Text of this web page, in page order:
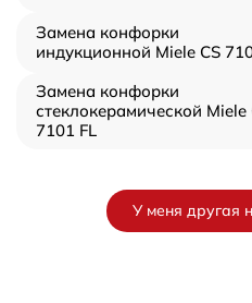
Замена конфорки
индукционной Miele CS
Замена конфорки
стеклокерамической Miele
7101 FL
У меня другая